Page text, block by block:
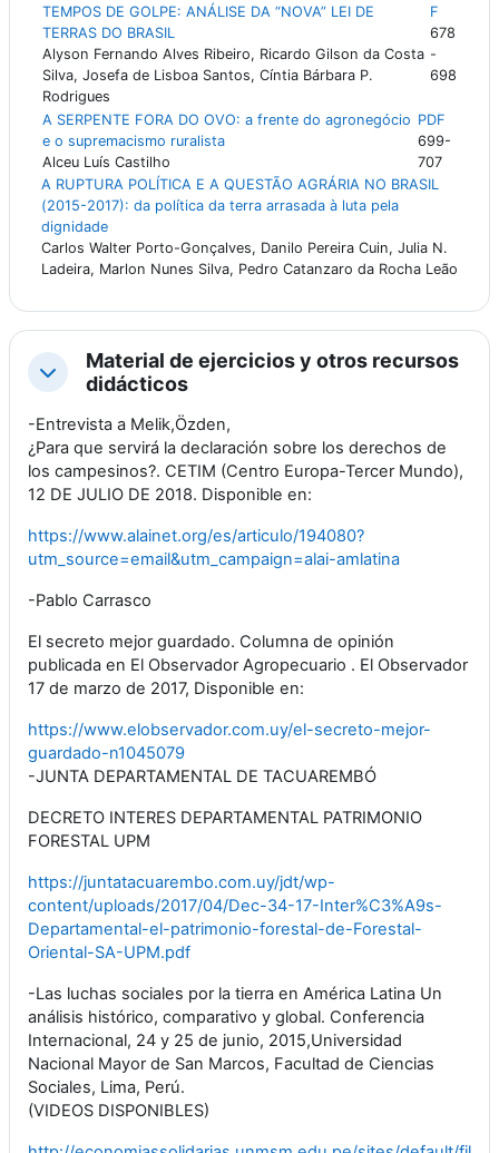
TEMPOS DE GOLPE: ANÁLISE DA “NOVA” LEI DE
TERRAS DO BRASIL
Alyson Fernando Alves Ribeiro, Ricardo Gilson da Costa
Silva, Josefa de Lisboa Santos, Cíntia Bárbara P.
Rodrigues
F
678
-
698
A SERPENTE FORA DO OVO: a frente do agronegócio
e o supremacismo ruralista
Alceu Luís Castilho
PDF
699-
707
A RUPTURA POLÍTICA E A QUESTÃO AGRÁRIA NO BRASIL
(2015-2017): da política da terra arrasada à luta pela
dignidade
Carlos Walter Porto-Gonçalves, Danilo Pereira Cuin, Julia N.
Ladeira, Marlon Nunes Silva, Pedro Catanzaro da Rocha Leão
Colapsar
Material de ejercicios y otros recursos
didácticos
-Entrevista a Melik,Özden,
¿Para que servirá la declaración sobre los derechos de
los campesinos?. CETIM (Centro Europa-Tercer Mundo),
12 DE JULIO DE 2018. Disponible en:
https://www.alainet.org/es/articulo/194080?
utm_source=email&utm_campaign=alai-amlatina
-Pablo Carrasco
El secreto mejor guardado. Columna de opinión
publicada en El Observador Agropecuario . El Observador
17 de marzo de 2017, Disponible en:
https://www.elobservador.com.uy/el-secreto-mejor-
guardado-n1045079
-JUNTA DEPARTAMENTAL DE TACUAREMBÓ
DECRETO INTERES DEPARTAMENTAL PATRIMONIO
FORESTAL UPM
https://juntatacuarembo.com.uy/jdt/wp-
content/uploads/2017/04/Dec-34-17-Inter%C3%A9s-
Departamental-el-patrimonio-forestal-de-Forestal-
Oriental-SA-UPM.pdf
-Las luchas sociales por la tierra en América Latina Un
análisis histórico, comparativo y global. Conferencia
Internacional, 24 y 25 de junio, 2015,Universidad
Nacional Mayor de San Marcos, Facultad de Ciencias
Sociales, Lima, Perú.
(VIDEOS DISPONIBLES)